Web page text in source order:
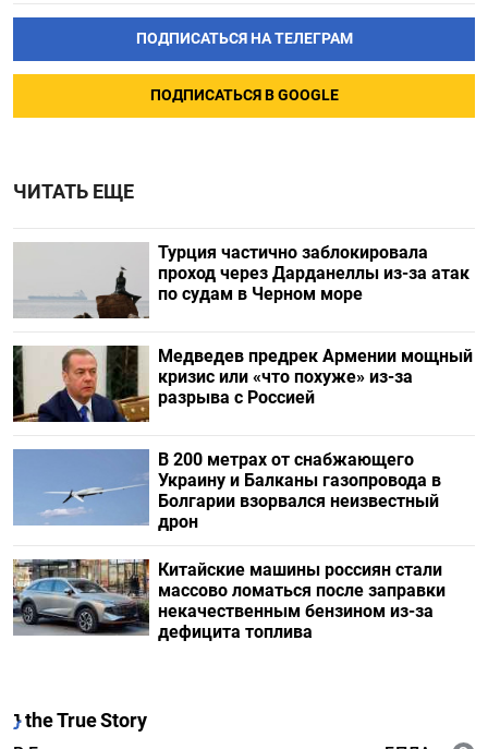
ПОДПИСАТЬСЯ НА ТЕЛЕГРАМ
ПОДПИСАТЬСЯ В GOOGLE
ЧИТАТЬ ЕЩЕ
Турция частично заблокировала
проход через Дарданеллы из-за атак
по судам в Черном море
Медведев предрек Армении мощный
кризис или «что похуже» из-за
разрыва с Россией
В 200 метрах от снабжающего
Украину и Балканы газопровода в
Болгарии взорвался неизвестный
дрон
Китайские машины россиян стали
массово ломаться после заправки
некачественным бензином из-за
дефицита топлива